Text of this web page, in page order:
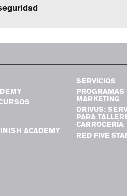
ACADEMY
SERVICIOS
PROGRAMAS
MARKETING
DRIVUS:
PARA
CARROCERÍA
RED FIVE